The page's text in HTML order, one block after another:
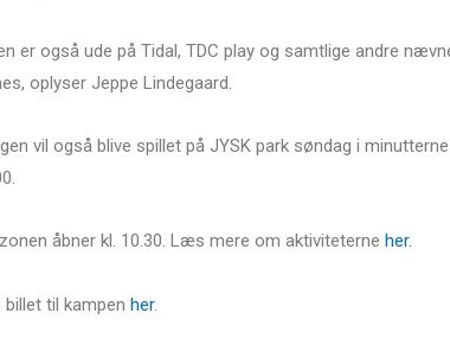
er også ude på Tidal, TDC play og samtlige andre
oplyser Jeppe Lindegaard.
vil også blive spillet på JYSK park søndag i
åbner kl. 10.30. Læs mere om aktiviteterne her.
billet til kampen her.